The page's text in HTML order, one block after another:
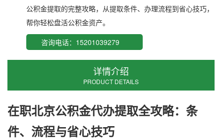
公积金提取的完整攻略，从提取条件、办理流程到省心技巧，
帮你轻松盘活公积金资产。
咨询电话：15201039279
详情介绍
PRODUCT DETAILS
在职北京公积金代办提取全攻略：条
件、流程与省心技巧